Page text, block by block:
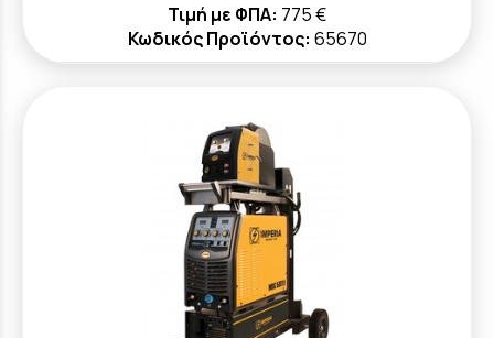
Τιμή με ΦΠΑ: 775 €
Κωδικός Προϊόντος: 65670